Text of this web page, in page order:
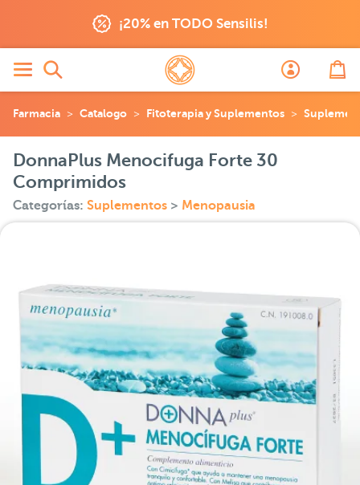
¡20% en TODO Sensilis!
Farmacia Catalogo Fitoterapia y Suplementos
DonnaPlus Menocifuga Forte 30
Comprimidos
Categorías: Suplementos > Menopausia